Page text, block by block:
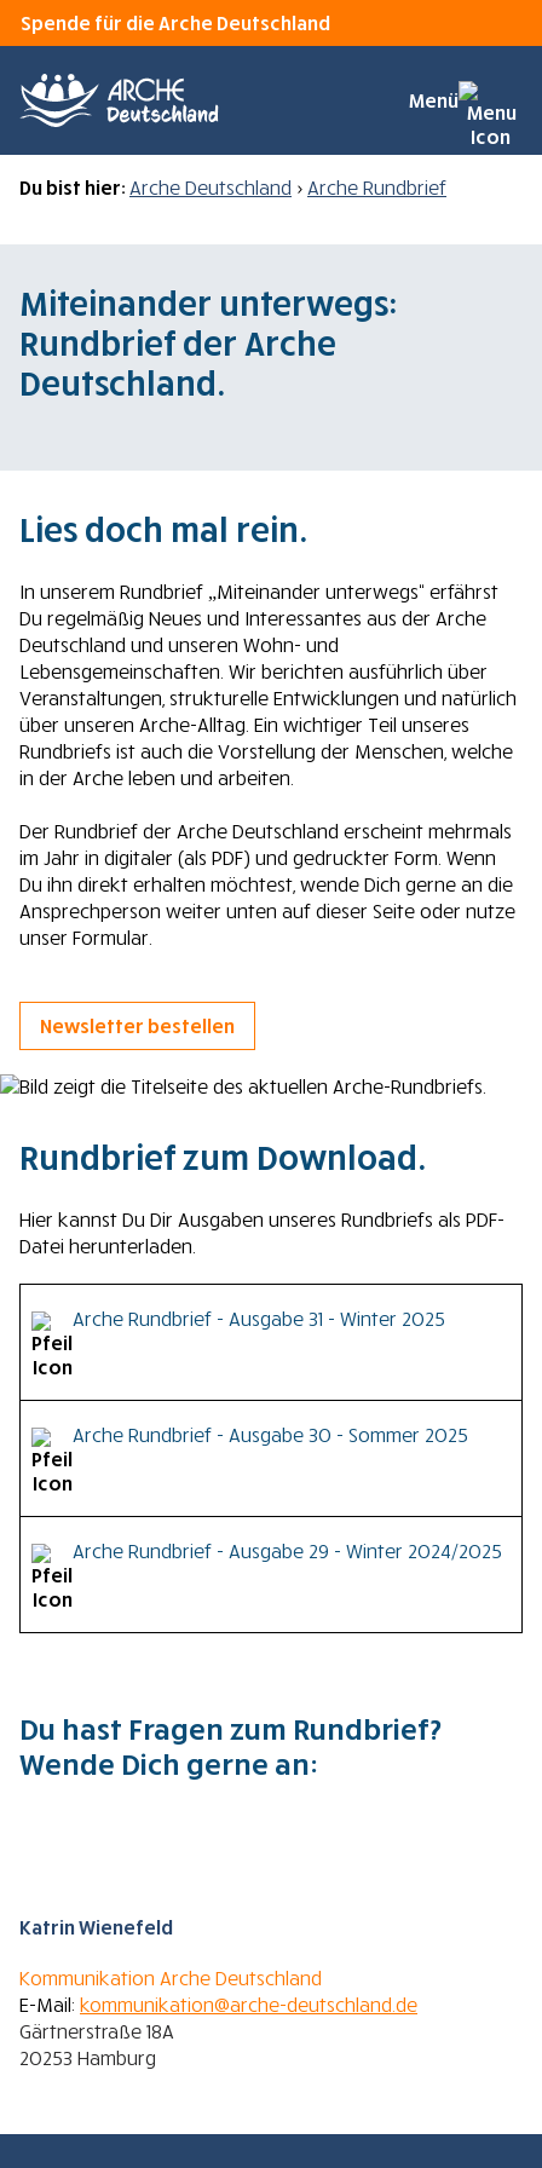
Spende für die Arche Deutschland
Menü
Du bist hier: Arche Deutschland > Arche Rundbrief
Miteinander unterwegs:
Rundbrief der Arche
Deutschland.
Lies doch mal rein.
In unserem Rundbrief „Miteinander unterwegs“ erfährst
Du regelmäßig Neues und Interessantes aus der Arche
Deutschland und unseren Wohn- und
Lebensgemeinschaften. Wir berichten ausführlich über
Veranstaltungen, strukturelle Entwicklungen und natürlich
über unseren Arche-Alltag. Ein wichtiger Teil unseres
Rundbriefs ist auch die Vorstellung der Menschen, welche
in der Arche leben und arbeiten.
Der Rundbrief der Arche Deutschland erscheint mehrmals
im Jahr in digitaler (als PDF) und gedruckter Form. Wenn
Du ihn direkt erhalten möchtest, wende Dich gerne an die
Ansprechperson weiter unten auf dieser Seite oder nutze
unser Formular.
Newsletter bestellen
Rundbrief zum Download.
Hier kannst Du Dir Ausgaben unseres Rundbriefs als PDF-
Datei herunterladen.
Arche Rundbrief - Ausgabe 31 - Winter 2025
als PDF-Datei.
Arche Rundbrief - Ausgabe 30 - Sommer 2025
2025 als PDF-Datei.
Arche Rundbrief - Ausgabe 29 - Winter 2024/2025
Du hast Fragen zum Rundbrief?
Wende Dich gerne an:
Katrin Wienefeld
Kommunikation Arche Deutschland
E-Mail: kommunikation@arche-deutschland.de
Gärtnerstraße 18A
20253 Hamburg